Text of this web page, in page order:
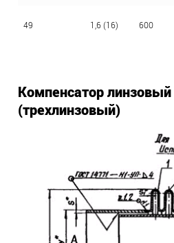
49 1,6 (16) 600
Компенсатор
(трехлинзовый)